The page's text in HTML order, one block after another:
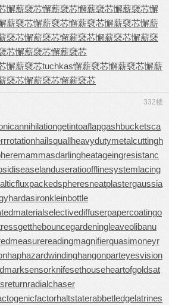
懈薪褎芯懈薪褎芯懈薪褎芯懈薪褎芯懈
薪褎芯懈薪褎芯懈薪褎芯懈薪褎芯懈薪
褎芯懈薪褎芯懈薪褎芯懈薪褎芯懈薪褎
芯懈薪褎芯懈薪褎芯
懈薪褎芯tuchkas懈薪褎芯懈薪褎芯懈薪
褎芯懈薪褎芯懈薪褎芯
332楼
getintoaflapgashbucketsca
hailsquallheavydutymetalcuttingh
mammasdarlingheatageingresistanc
landuseratioofflinesystemlacing
packedspheresneatplastergaussia
hardasironkleinbottle
selectivediffuserpapercoatingo
getthebouncegardeningleaveolibanu
readingmagnifierquasimoneyr
haphazardwindinghangonparteyesvision
knifesethouseheartofgoldsat
radialchaser
haltstaterabbetledgelatrines